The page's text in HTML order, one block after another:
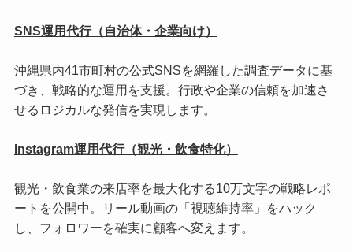
SNS運用代行（自治体・企業向け）
沖縄県内41市町村の公式SNSを網羅した調査データに基
づき、戦略的な運用を支援。行政や企業の信頼を加速さ
せるロジカルな発信を実現します。
Instagram運用代行（観光・飲食特化）
観光・飲食業の来店率を最大化する10万文字の戦略レポ
ートを公開中。リール動画の「視聴維持率」をハック
し、フォロワーを確実に顧客へ変えます。